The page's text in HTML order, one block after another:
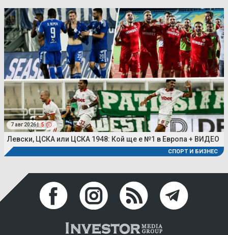
7 авг 2026 | 5
Левски, ЦСКА или ЦСКА 1948: Кой ще е №1 в Европа + ВИДЕО
СПОРТ И БИЗНЕС